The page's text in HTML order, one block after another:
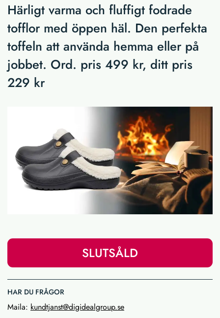
Härligt varma och fluffigt fodrade
tofflor med öppen häl. Den perfekta
toffeln att använda hemma eller på
jobbet. Ord. pris 499 kr, ditt pris
229 kr
SLUTSÅLD
HAR DU FRÅGOR
Maila: kundtjanst@digidealgroup.se